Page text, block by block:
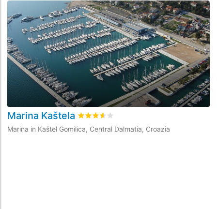
Marina Kaštela Valutato3.6
Marina in Kaštel Gomilica, Central Dalmatia, Croazia